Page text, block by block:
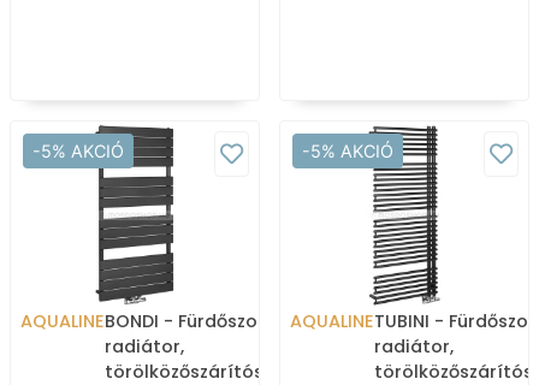
-5% AKCIÓ
AQUALINEBONDI - Fürdőszobai
radiátor,
törölközőszárítós
-5% AKCIÓ
AQUALINETUBINI -
radiátor,
törölközőszárítós